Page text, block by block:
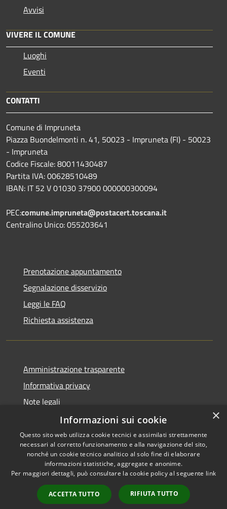
Avvisi
VIVERE IL COMUNE
Luoghi
Eventi
CONTATTI
Comune di Impruneta
Piazza Buondelmonti n. 41, 50023 - Impruneta (FI) - 50023
- Impruneta
Codice Fiscale: 80011430487
Partita IVA: 00628510489
IBAN: IT 52 V 01030 37900 000000300094
PEC:comune.impruneta@postacert.toscana.it
Centralino Unico: 055203641
Prenotazione appuntamento
Segnalazione disservizio
Leggi le FAQ
Richiesta assistenza
Amministrazione trasparente
Informativa privacy
Note legali
Dichiarazione di accessibilità
RSS
Accessibilità
Copyright © 2026 • Comune di
Municipium•
Accesso
redazione
×
Informazioni sui cookie
Questo sito web utilizza cookie tecnici e assimilati strettamente
necessari al corretto funzionamento e alla navigazione del sito,
nonché un cookie tecnico analitico al solo fine di elaborare
informazioni statistiche, aggregate e anonime.
Per maggiori dettagli, può consultare la cookie policy al seguente link
ACCETTA TUTTO RIFIUTA TUTTO